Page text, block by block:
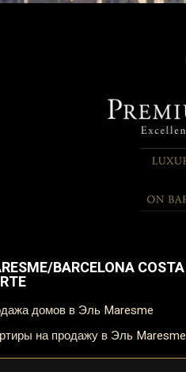
BARCELONA COSTA
домов в Эль Maresme
на продажу в Эль Maresme